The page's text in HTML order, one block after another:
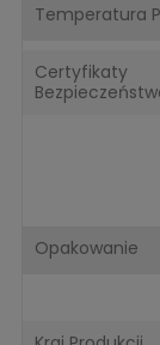
Temperatura
Certyfikaty
Opakowanie